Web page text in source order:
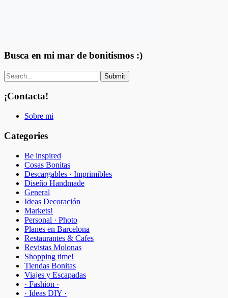
Busca en mi mar de bonitismos :)
¡Contacta!
Sobre mi
Categories
Be inspired
Cosas Bonitas
Descargables · Imprimibles
Diseño Handmade
General
Ideas Decoración
Markets!
Personal · Photo
Planes en Barcelona
Restaurantes & Cafes
Revistas Molonas
Shopping time!
Tiendas Bonitas
Viajes y Escapadas
· Fashion ·
· Ideas DIY ·